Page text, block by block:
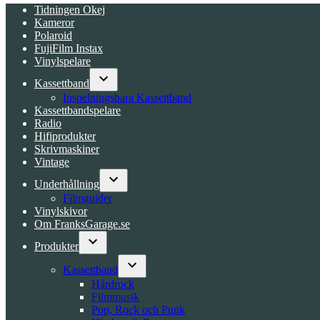
Tidningen Okej
Kameror
Polaroid
FujiFilm Instax
Vinylspelare
Kassettband
Open
dropdown
menu
Inspelningsbara Kassettband
Kassettbandspelare
Radio
Hifiprodukter
Skrivmaskiner
Vintage
Underhållning
Open
Filmguider
Vinylskivor
Om FranksGarage.se
Produkter
Open
dropdown
menu
Kassettband
Open
dropdown
menu
Hårdrock
Filmmusik
Pop, Rock och Punk